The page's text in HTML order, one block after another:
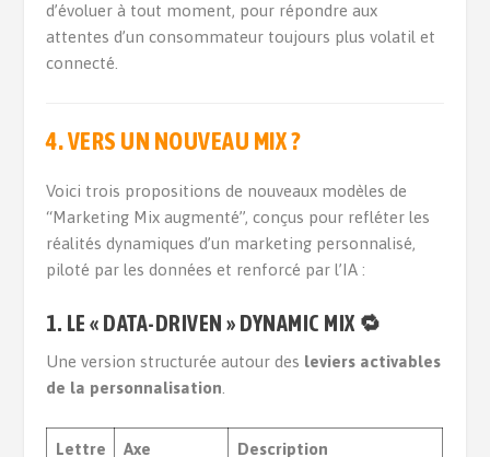
d’évoluer à tout moment, pour répondre aux
attentes d’un consommateur toujours plus volatil et
connecté.
4. VERS UN NOUVEAU MIX ?
Voici trois propositions de nouveaux modèles de
“Marketing Mix augmenté”, conçus pour refléter les
réalités dynamiques d’un marketing personnalisé,
piloté par les données et renforcé par l’IA :
1. LE « DATA-DRIVEN » DYNAMIC MIX 🔁
Une version structurée autour des leviers activables
de la personnalisation
Lettre Axe Description